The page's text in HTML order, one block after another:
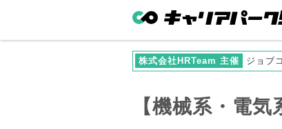
株式会社HRTeam 主催 ジョブ
【機械系・電